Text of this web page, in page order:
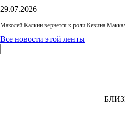
29.07.2026
Маколей Калкин вернется к роли Кевина
Все новости этой ленты